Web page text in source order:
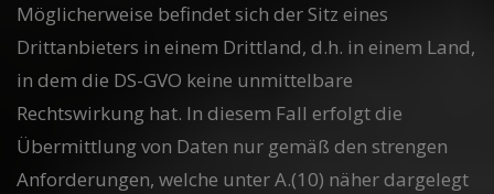
Möglicherweise befindet sich der Sitz eines
Drittanbieters in einem Drittland, d.h. in einem Land,
in dem die DS-GVO keine unmittelbare
Rechtswirkung hat. In diesem Fall erfolgt die
Übermittlung von Daten nur gemäß den strengen
Anforderungen, welche unter A.(10) näher dargelegt